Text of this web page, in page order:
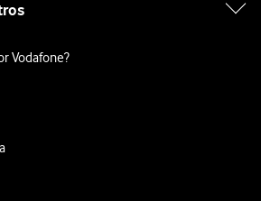
Vodafone?